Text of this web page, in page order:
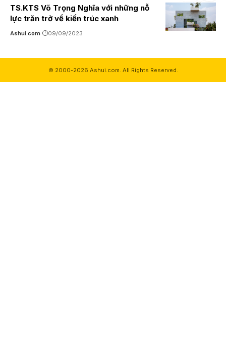
TS.KTS Võ Trọng Nghĩa với những nỗ
lực trăn trở về kiến trúc xanh
Ashui.com 09/09/2023
© 2000-2026 Ashui.com. All Rights Reserved.